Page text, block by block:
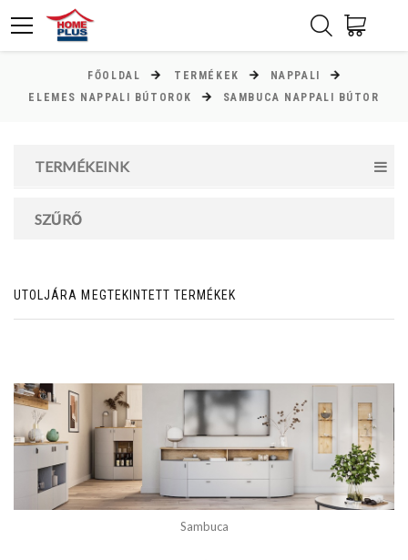
FŐOLDAL TERMÉKEK
NAPPALI
ELEMES NAPPALI BÚTOROK
SAMBUCA NAPPALI BÚTOR
TERMÉKEINK
SZŰRŐ
Ft
MAGASSÁG
cm
SZÉLESSÉG
cm
UTOLJÁRA MEGTEKINTETT TERMÉKEK
Sambuca